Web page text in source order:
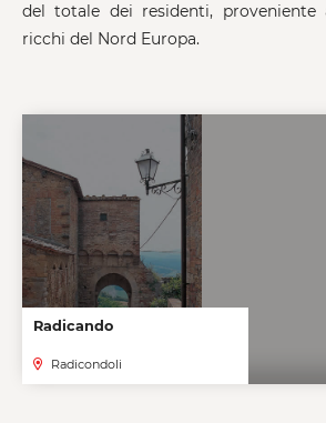
del totale dei residenti,
ricchi del Nord Europa.
Radicando
Radicondoli